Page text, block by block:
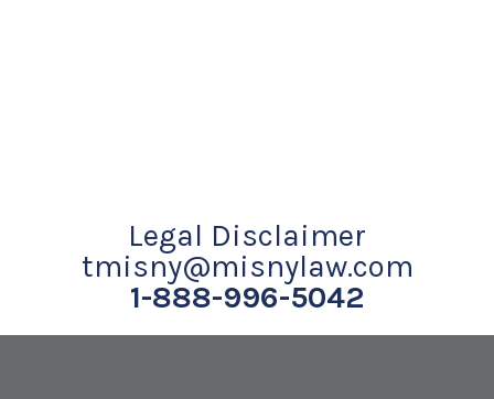
Legal Disclaimer
tmisny@misnylaw.com
1-888-996-5042